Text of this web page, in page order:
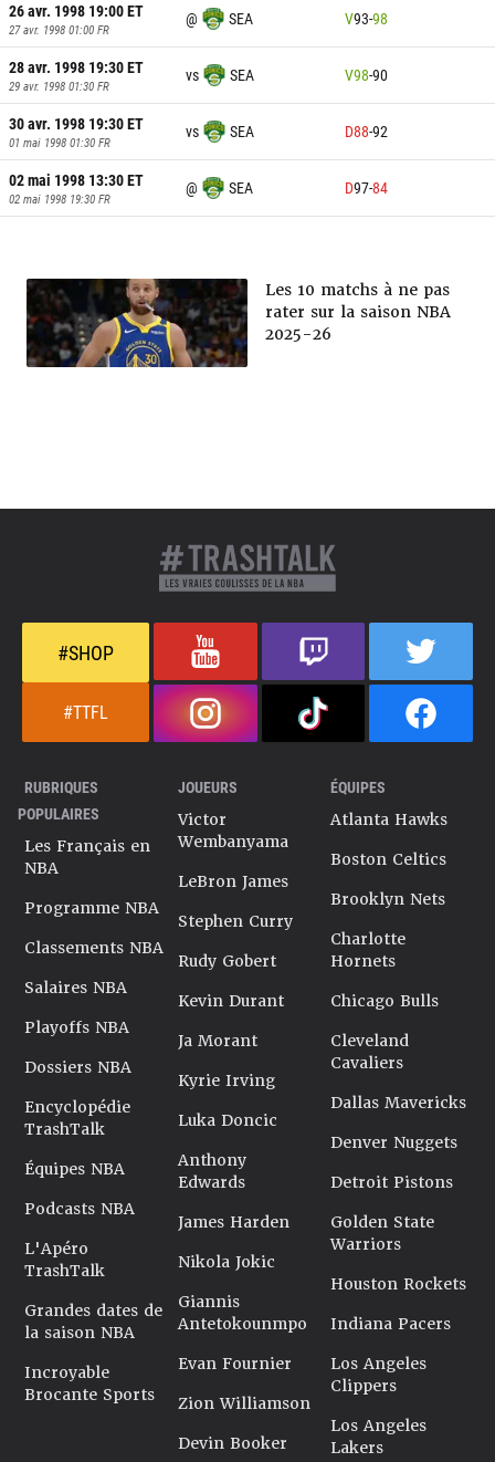
26 avr. 1998 19:00ET
27 avr. 1998 01:00 FR
@ SEA V93-98
28 avr. 1998 19:30ET
29 avr. 1998 01:30 FR
vs SEA V98-90
30 avr. 1998 19:30ET
01 mai 1998 01:30 FR
vs SEA D88-92
02 mai 1998 13:30ET
02 mai 1998 19:30 FR
@ SEA D97-84
Les 10 matchs à ne pas
rater sur la saison NBA
2025-26
#SHOP
#TTFL
RUBRIQUES
POPULAIRES
Les Français en
NBA
Programme NBA
Classements NBA
Salaires NBA
Playoffs NBA
Dossiers NBA
Encyclopédie
TrashTalk
Équipes NBA
Podcasts NBA
L'Apéro
TrashTalk
Grandes dates de
la saison NBA
Incroyable
Brocante Sports
JOUEURS
Victor
Wembanyama
LeBron James
Stephen Curry
Rudy Gobert
Kevin Durant
Ja Morant
Kyrie Irving
Luka Doncic
Anthony
Edwards
James Harden
Nikola Jokic
Giannis
Antetokounmpo
Evan Fournier
Zion Williamson
Devin Booker
ÉQUIPES
Atlanta Hawks
Boston Celtics
Brooklyn Nets
Charlotte
Hornets
Chicago Bulls
Cleveland
Cavaliers
Dallas Mavericks
Denver Nuggets
Detroit Pistons
Golden State
Warriors
Houston Rockets
Indiana Pacers
Los Angeles
Clippers
Los Angeles
Lakers